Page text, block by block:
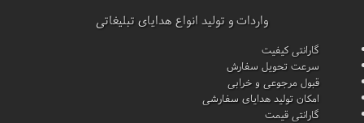
واردات و تولید انواع هدایای تبلیغاتی
گارانتی کیفیت
سرعت تحویل سفارش
قبول مرجوعی و خرابی
امکان تولید هدایای سفارشی
گارانتی قیمت